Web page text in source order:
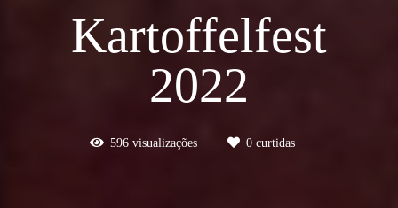
Kartoffelfest
2022
596 visualizações 0 curtidas